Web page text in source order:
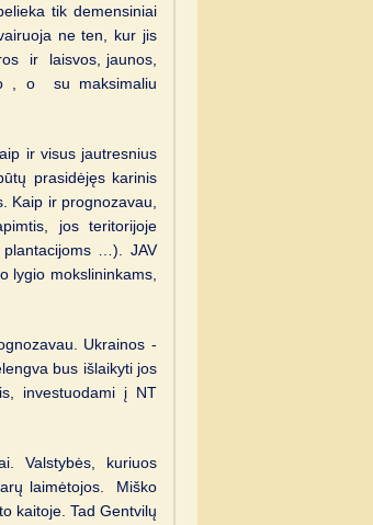
tik demensiniai
ne ten, kur jis
ir laisvos, jaunos,
, o su maksimaliu
ir visus jautresnius
prasidėjęs karinis
Kaip ir prognozavau,
jos teritorijoje
…). JAV
lygio mokslininkams,
Ukrainos -
bus išlaikyti jos
investuodami į NT
Valstybės, kuriuos
laimėtojos. Miško
kaitoje. Tad Gentvilų